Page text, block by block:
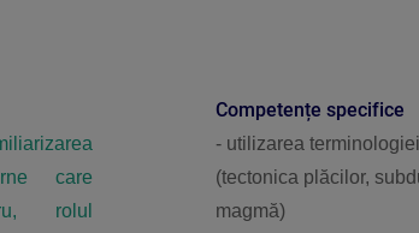
care
rolul
Competențe specifice
- utilizarea
(tectonica plăcilor,
magmă)